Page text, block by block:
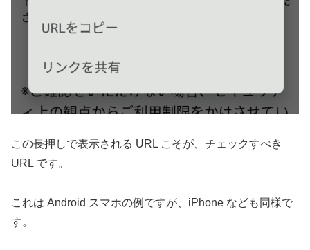
この長押しで表示される URL こそが、チェックすべき
URL です。
これは Android スマホの例ですが、iPhone なども同様で
す。